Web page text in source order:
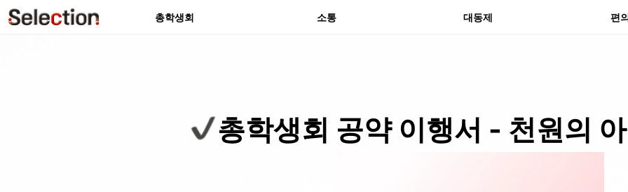
총학생회 소통 대동제 편
분
총학생회 공약 이행서 - 천원의